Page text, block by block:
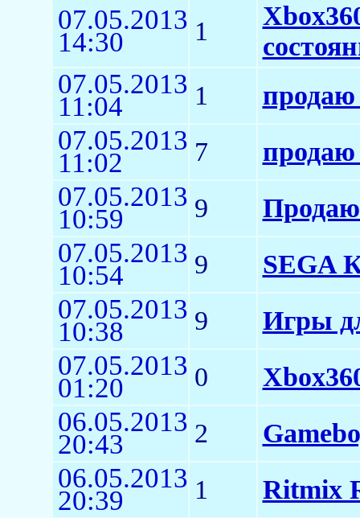
07.05.2013
14:30 1
07.05.2013
11:04 1
07.05.2013
11:02 7 продаю
07.05.2013
10:59 9
07.05.2013
10:54 9 SEGA
07.05.2013
10:38 9 Игры
07.05.2013
01:20 0
06.05.2013
20:43 2
06.05.2013
20:39 1 Ritmix